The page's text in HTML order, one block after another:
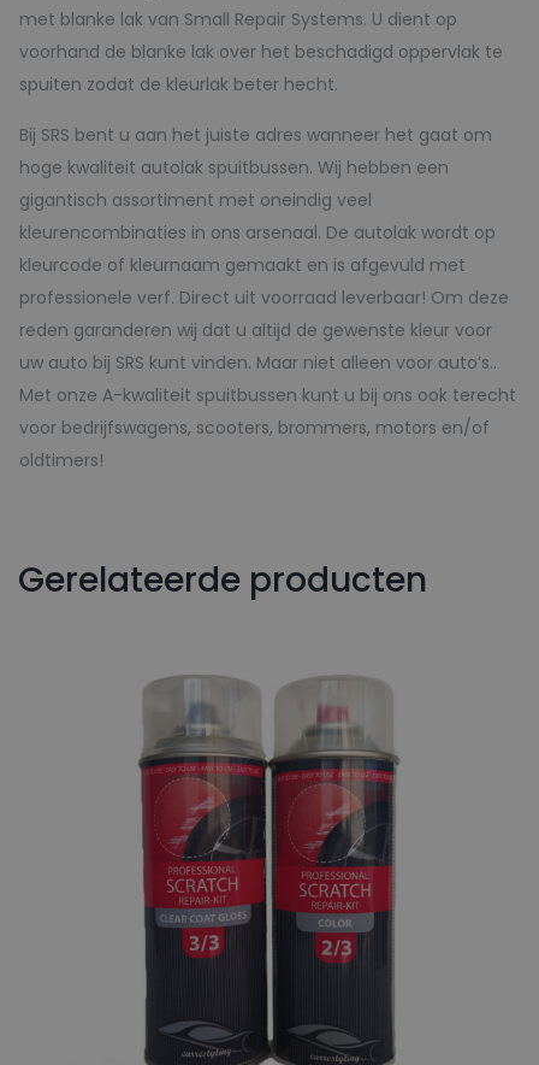
met blanke lak van Small Repair Systems. U dient op
voorhand de blanke lak over het beschadigd oppervlak te
spuiten zodat de kleurlak beter hecht.
Bij SRS bent u aan het juiste adres wanneer het gaat om
hoge kwaliteit autolak spuitbussen. Wij hebben een
gigantisch assortiment met oneindig veel
kleurencombinaties in ons arsenaal. De autolak wordt op
kleurcode of kleurnaam gemaakt en is afgevuld met
professionele verf. Direct uit voorraad leverbaar! Om deze
reden garanderen wij dat u altijd de gewenste kleur voor
uw auto bij SRS kunt vinden. Maar niet alleen voor auto’s..
Met onze A-kwaliteit spuitbussen kunt u bij ons ook terecht
voor bedrijfswagens, scooters, brommers, motors en/of
oldtimers!
Gerelateerde producten